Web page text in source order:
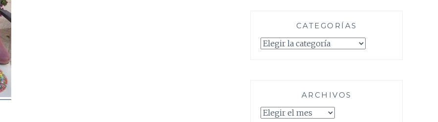
CATEGORÍAS
Categorías
ARCHIVOS
Archivos